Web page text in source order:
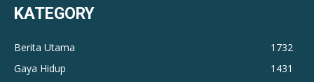
KATEGORY
Berita Utama
1732
Gaya Hidup
1431